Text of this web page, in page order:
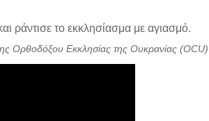
ράντισε το εκκλησίασμα με αγιασμό.
Ορθοδόξου Εκκλησίας της Ουκρανίας (OCU)